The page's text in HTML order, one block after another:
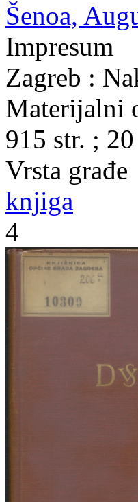
Šenoa,
Impresum
Zagreb :
Materijalni
915 str. ;
Vrsta građe
knjiga
4